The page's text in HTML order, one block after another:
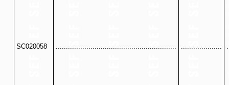
SC020058 ........................................................... ....................